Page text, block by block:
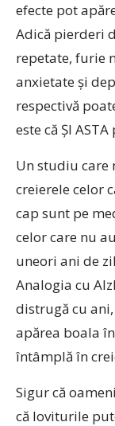
efecte pot
Adică pierderi
repetate, furie
anxietate și
respectivă
este că ȘI
Un studiu care
creierele celor
cap sunt pe
celor care nu
uneori ani de
Analogia cu
distrugă cu
apărea boala în
întâmplă în
Sigur că
că loviturile